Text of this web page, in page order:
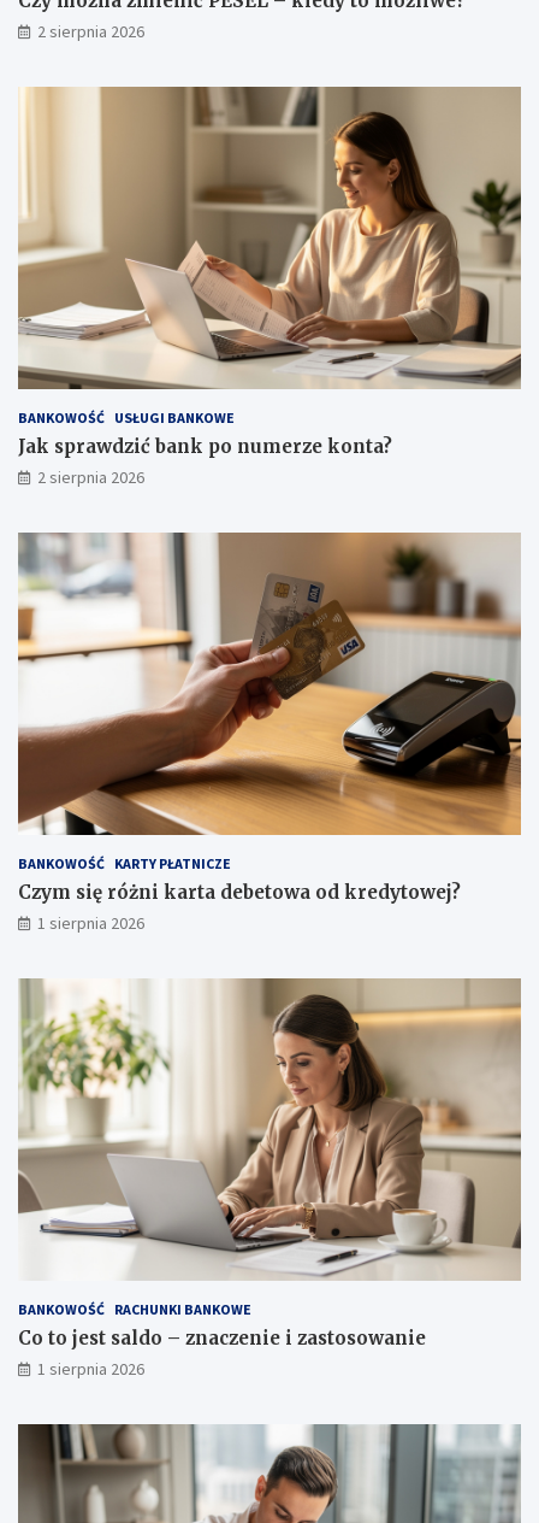
2 sierpnia 2026
BANKOWOŚĆ USŁUGI BANKOWE
Jak sprawdzić bank po numerze konta?
2 sierpnia 2026
BANKOWOŚĆ KARTY PŁATNICZE
Czym się różni karta debetowa od kredytowej?
1 sierpnia 2026
BANKOWOŚĆ RACHUNKI BANKOWE
Co to jest saldo – znaczenie i zastosowanie
1 sierpnia 2026